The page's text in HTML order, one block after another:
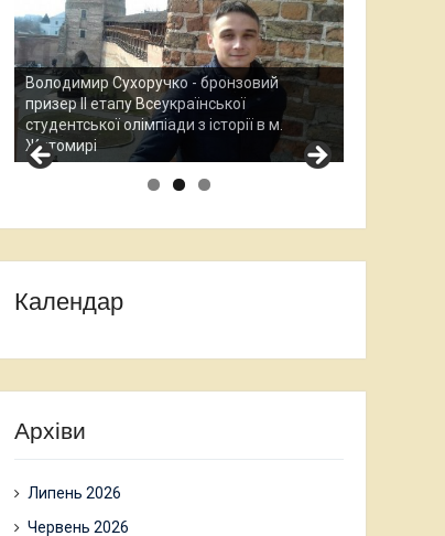
Остап Кардаш - бронзовий призер ІІ етапу
Всеукраїнської студентської олімпади з
історії в м. Житомирі
Календар
Архіви
Липень 2026
Червень 2026